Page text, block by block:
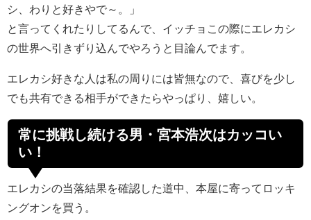
シ、わりと好きやで～。」
と言ってくれたりしてるんで、イッチョこの際にエレカシ
の世界へ引きずり込んでやろうと目論んでます。
エレカシ好きな人は私の周りには皆無なので、喜びを少し
でも共有できる相手ができたらやっぱり、嬉しい。
常に挑戦し続ける男・宮本浩次はカッコい
い！
エレカシの当落結果を確認した道中、本屋に寄ってロッキ
ングオンを買う。